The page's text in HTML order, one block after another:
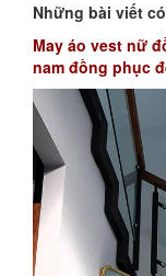
Những bài viết
May áo vest nữ
nam đồng phục